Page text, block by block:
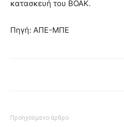
κατασκευή του ΒΟΑΚ.
Πηγή: ΑΠΕ-ΜΠΕ
Προηγούμενο άρθρο